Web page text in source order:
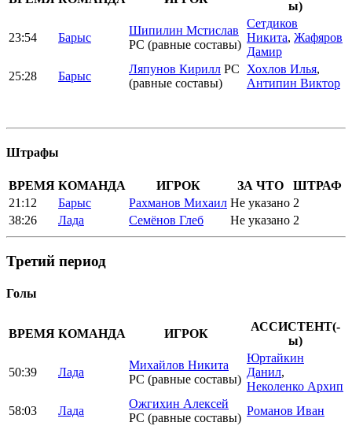
ы)
23:54 Барыс
Шипилин Мстислав
РС (равные составы)
Сетдиков
Никита, Жафяров
Дамир
25:28
Барыс
Ляпунов Кирилл РС
(равные составы)
Хохлов Илья,
Антипин Виктор
Штрафы
ВРЕМЯ КОМАНДА ИГРОК ЗА ЧТО
ШТРАФ
21:12
Барыс Рахманов Михаил Не указано 2
38:26
Лада Семёнов Глеб Не указано 2
Третий период
Голы
ВРЕМЯ КОМАНДА ИГРОК
АССИСТЕНТ(-
ы)
50:39 Лада
Михайлов Никита
РС (равные составы)
Юртайкин
Данил,
Неколенко Архип
58:03
Лада
Ожгихин Алексей
РС (равные составы)
Романов Иван